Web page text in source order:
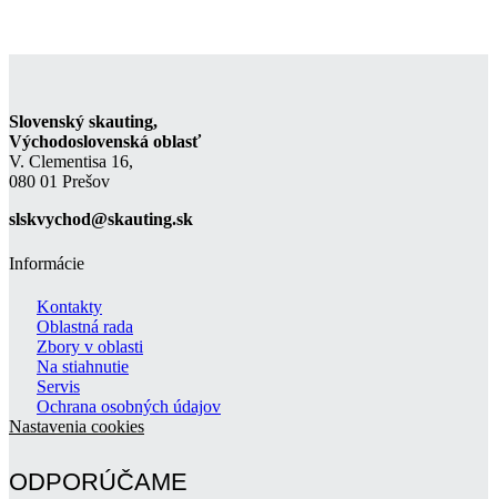
Slovenský skauting,
Východoslovenská oblasť
V. Clementisa 16,
080 01 Prešov
slskvychod@skauting.sk
Informácie
Kontakty
Oblastná rada
Zbory v oblasti
Na stiahnutie
Servis
Ochrana osobných údajov
Nastavenia cookies
ODPORÚČAME